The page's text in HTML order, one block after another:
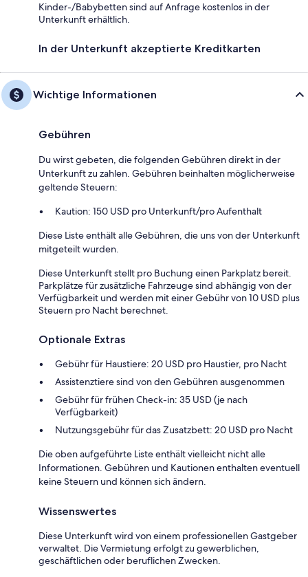
Kinder-/Babybetten sind auf Anfrage kostenlos in der
Unterkunft erhältlich.
In der Unterkunft akzeptierte Kreditkarten
Wichtige Informationen
Gebühren
Du wirst gebeten, die folgenden Gebühren direkt in der
Unterkunft zu zahlen. Gebühren beinhalten möglicherweise
geltende Steuern:
Kaution: 150 USD pro Unterkunft/pro Aufenthalt
Diese Liste enthält alle Gebühren, die uns von der Unterkunft
mitgeteilt wurden.
Diese Unterkunft stellt pro Buchung einen Parkplatz bereit.
Parkplätze für zusätzliche Fahrzeuge sind abhängig von der
Verfügbarkeit und werden mit einer Gebühr von 10 USD plus
Steuern pro Nacht berechnet.
Optionale Extras
Gebühr für Haustiere: 20 USD pro Haustier, pro Nacht
Assistenztiere sind von den Gebühren ausgenommen
Gebühr für frühen Check-in: 35 USD (je nach
Verfügbarkeit)
Nutzungsgebühr für das Zusatzbett: 20 USD pro Nacht
Die oben aufgeführte Liste enthält vielleicht nicht alle
Informationen. Gebühren und Kautionen enthalten eventuell
keine Steuern und können sich ändern.
Wissenswertes
Diese Unterkunft wird von einem professionellen Gastgeber
verwaltet. Die Vermietung erfolgt zu gewerblichen,
geschäftlichen oder beruflichen Zwecken.